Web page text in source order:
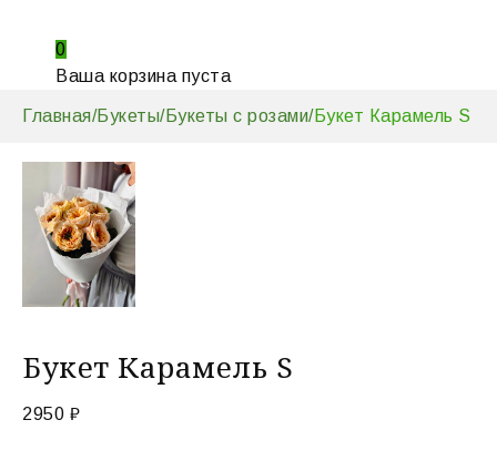
0
Ваша корзина пуста
Главная/Букеты/Букеты с розами/Букет Карамель S
Букет Карамель S
2950 ₽